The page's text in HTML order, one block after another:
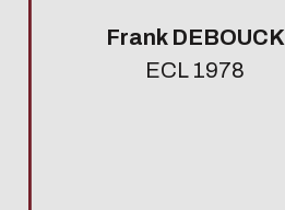
Frank DEBOUCK
ECL 1978